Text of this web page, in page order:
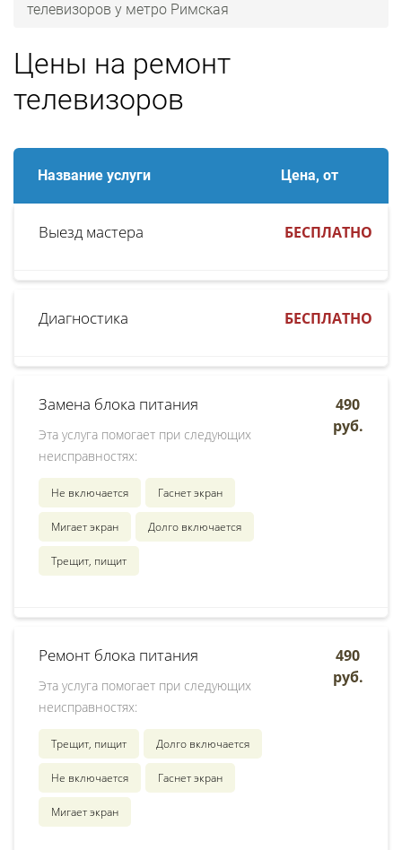
телевизоров у метро Римская
Цены на ремонт
телевизоров
Название услуги Цена, от
Выезд мастера БЕСПЛАТНО
Диагностика БЕСПЛАТНО
Замена блока питания
Эта услуга помогает при следующих
неисправностях:
Не включается Гаснет экран
Мигает экран Долго включается
Трещит, пищит
490
руб.
Ремонт блока питания
Эта услуга помогает при следующих
неисправностях:
Трещит, пищит Долго включается
Не включается Гаснет экран
Мигает экран
490
руб.